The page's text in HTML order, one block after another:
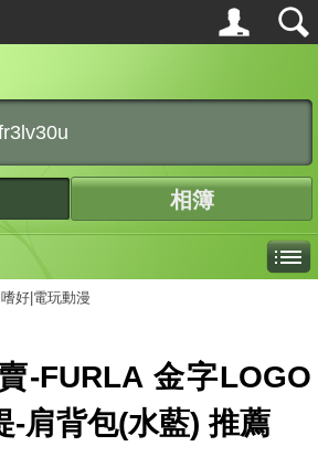
相簿
好|電玩動漫
-FURLA 金字LOGO
-肩背包(水藍) 推薦